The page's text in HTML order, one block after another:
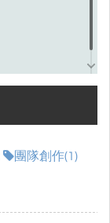
團隊創作(1)